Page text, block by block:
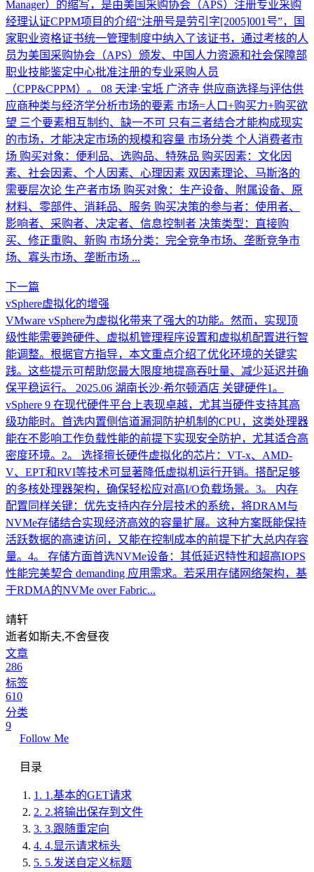
Manager）的缩写，是由美国采购协会（APS）注册专业采购
经理认证CPPM项目的介绍“注册号是劳引字[2005]001号”，国
家职业资格证书统一管理制度中纳入了该证书，通过考核的人
员为美国采购协会（APS）颁发、中国人力资源和社会保障部
职业技能鉴定中心批准注册的专业采购人员
（CPP&CPPM）。 08 天津·宝坻 广济寺 供应商选择与评估供
应商种类与经济学分析市场的要素 市场=人口+购买力+购买欲
望 三个要素相互制约、缺一不可 只有三者结合才能构成现实
的市场，才能决定市场的规模和容量 市场分类 个人消费者市
场 购买对象：便利品、选购品、特殊品 购买因素：文化因
素、社会因素、个人因素、心理因素 双因素理论、马斯洛的
需要层次论 生产者市场 购买对象：生产设备、附属设备、原
材料、零部件、消耗品、服务 购买决策的参与者：使用者、
影响者、采购者、决定者、信息控制者 决策类型：直接购
买、修正重购、新购 市场分类：完全竞争市场、垄断竞争市
场、寡头市场、垄断市场 ...
下一篇
vSphere虚拟化的增强
VMware vSphere为虚拟化带来了强大的功能。然而，实现顶
级性能需要跨硬件、虚拟机管理程序设置和虚拟机配置进行智
能调整。根据官方指导，本文重点介绍了优化环境的关键实
践。这些提示可帮助您最大限度地提高吞吐量、减少延迟并确
保平稳运行。 2025.06 湖南长沙·希尔顿酒店 关键硬件1。
vSphere 9 在现代硬件平台上表现卓越，尤其当硬件支持其高
级功能时。首选内置侧信道漏洞防护机制的CPU，这类处理器
能在不影响工作负载性能的前提下实现安全防护，尤其适合高
密度环境。2。 选择擅长硬件虚拟化的芯片：VT-x、AMD-
V、EPT和RVI等技术可显著降低虚拟机运行开销。搭配足够
的多核处理器架构，确保轻松应对高I/O负载场景。3。 内存
配置同样关键：优先支持内存分层技术的系统，将DRAM与
NVMe存储结合实现经济高效的容量扩展。这种方案既能保持
活跃数据的高速访问，又能在控制成本的前提下扩大总内存容
量。4。 存储方面首选NVMe设备：其低延迟特性和超高IOPS
性能完美契合 demanding 应用需求。若采用存储网络架构，基
于RDMA的NVMe over Fabric...
靖轩
逝者如斯夫,不舍昼夜
文章
286
标签
610
分类
9
Follow Me
目录
1. 1.基本的GET请求
2. 2.将输出保存到文件
3. 3.跟随重定向
4. 4.显示请求标头
5. 5.发送自定义标题